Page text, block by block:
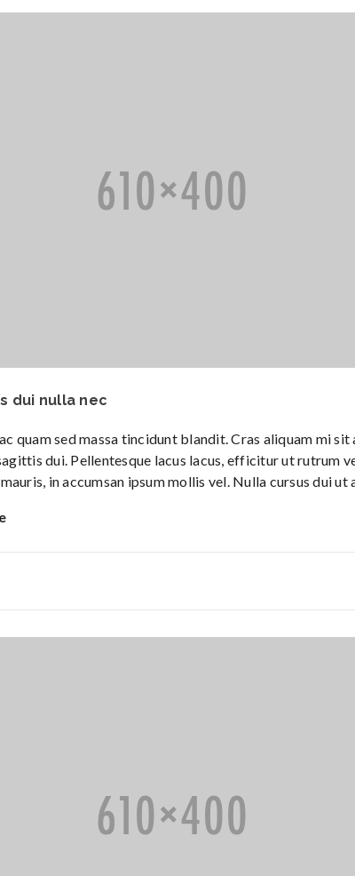
dui nulla nec
quam sed massa tincidunt blandit. Cras aliquam mi
dui. Pellentesque lacus lacus, efficitur ut rutrum
in accumsan ipsum mollis vel. Nulla cursus dui